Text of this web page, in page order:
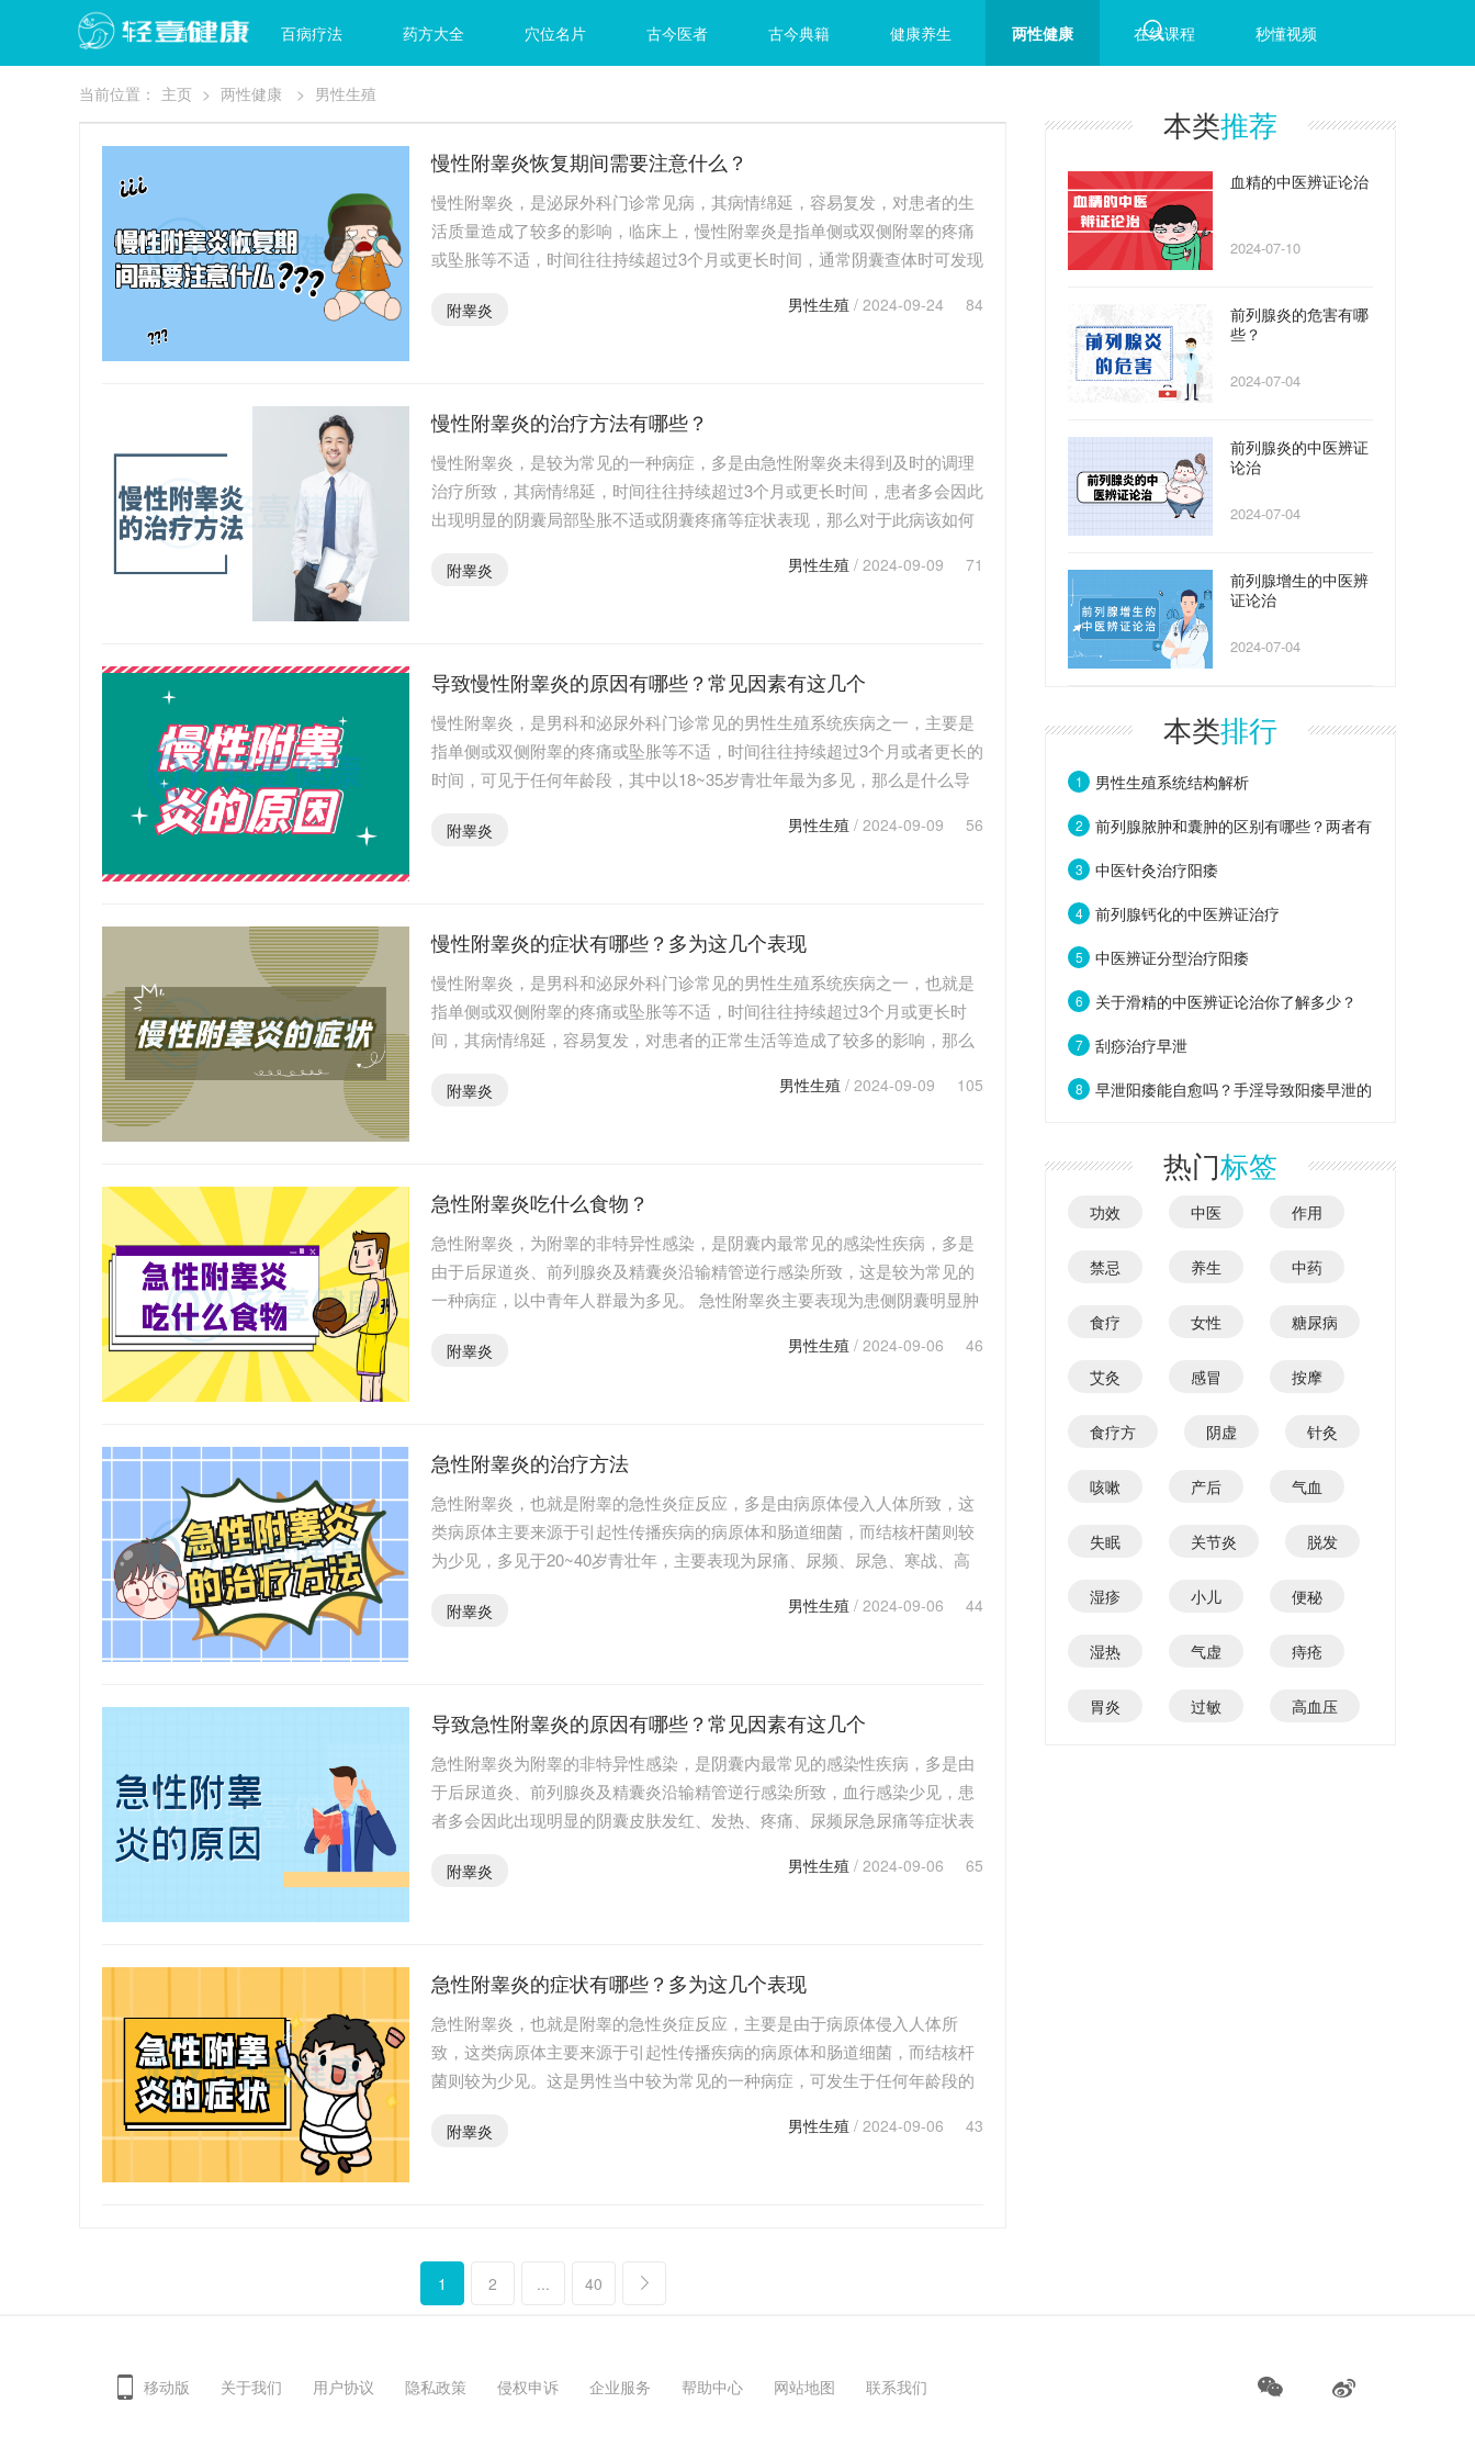
首页 百病疗法 药方大全 穴位名片 古今医者 古今典籍 健康养生 两性健康 在线课程 秒懂视频
当前位置： 主页 > 两性健康 > 男性生殖
慢性附睾炎恢复期间需要注意什么？
慢性附睾炎，是泌尿外科门诊常见病，其病情绵延，容易复发，对患者的生
活质量造成了较多的影响，临床上，慢性附睾炎是指单侧或双侧附睾的疼痛
或坠胀等不适，时间往往持续超过3个月或更长时间，通常阴囊查体时可发现
附睾炎 84
男性生殖 / 2024-09-24
慢性附睾炎的治疗方法有哪些？
慢性附睾炎，是较为常见的一种病症，多是由急性附睾炎未得到及时的调理
治疗所致，其病情绵延，时间往往持续超过3个月或更长时间，患者多会因此
出现明显的阴囊局部坠胀不适或阴囊疼痛等症状表现，那么对于此病该如何
附睾炎 71
男性生殖 / 2024-09-09
导致慢性附睾炎的原因有哪些？常见因素有这几个
慢性附睾炎，是男科和泌尿外科门诊常见的男性生殖系统疾病之一，主要是
指单侧或双侧附睾的疼痛或坠胀等不适，时间往往持续超过3个月或者更长的
时间，可见于任何年龄段，其中以18~35岁青壮年最为多见，那么是什么导
附睾炎 56
男性生殖 / 2024-09-09
慢性附睾炎的症状有哪些？多为这几个表现
慢性附睾炎，是男科和泌尿外科门诊常见的男性生殖系统疾病之一，也就是
指单侧或双侧附睾的疼痛或坠胀等不适，时间往往持续超过3个月或更长时
间，其病情绵延，容易复发，对患者的正常生活等造成了较多的影响，那么
附睾炎 105
男性生殖 / 2024-09-09
急性附睾炎吃什么食物？
急性附睾炎，为附睾的非特异性感染，是阴囊内最常见的感染性疾病，多是
由于后尿道炎、前列腺炎及精囊炎沿输精管逆行感染所致，这是较为常见的
一种病症，以中青年人群最为多见。 急性附睾炎主要表现为患侧阴囊明显肿
附睾炎 46
男性生殖 / 2024-09-06
急性附睾炎的治疗方法
急性附睾炎，也就是附睾的急性炎症反应，多是由病原体侵入人体所致，这
类病原体主要来源于引起性传播疾病的病原体和肠道细菌，而结核杆菌则较
为少见，多见于20~40岁青壮年，主要表现为尿痛、尿频、尿急、寒战、高
附睾炎 44
男性生殖 / 2024-09-06
导致急性附睾炎的原因有哪些？常见因素有这几个
急性附睾炎为附睾的非特异性感染，是阴囊内最常见的感染性疾病，多是由
于后尿道炎、前列腺炎及精囊炎沿输精管逆行感染所致，血行感染少见，患
者多会因此出现明显的阴囊皮肤发红、发热、疼痛、尿频尿急尿痛等症状表
附睾炎 65
男性生殖 / 2024-09-06
急性附睾炎的症状有哪些？多为这几个表现
急性附睾炎，也就是附睾的急性炎症反应，主要是由于病原体侵入人体所
致，这类病原体主要来源于引起性传播疾病的病原体和肠道细菌，而结核杆
菌则较为少见。这是男性当中较为常见的一种病症，可发生于任何年龄段的
附睾炎 43
男性生殖 / 2024-09-06
1 2 ... 40
本类推荐
血精的中医辨证论治
2024-07-10
前列腺炎的危害有哪
些？
2024-07-04
前列腺炎的中医辨证
论治
2024-07-04
前列腺增生的中医辨
证论治
2024-07-04
本类排行
1 男性生殖系统结构解析
2
前列腺脓肿和囊肿的区别有哪些？两者有
这些不同之处
3 中医针灸治疗阳痿
4 前列腺钙化的中医辨证治疗
5 中医辨证分型治疗阳痿
6 关于滑精的中医辨证论治你了解多少？
7 刮痧治疗早泄
8
早泄阳痿能自愈吗？手淫导致阳痿早泄的
热门标签
功效 中医 作用
禁忌 养生 中药
食疗 女性 糖尿病
艾灸 感冒 按摩
食疗方 阴虚 针灸
咳嗽 产后 气血
失眠 关节炎 脱发
湿疹 小儿 便秘
湿热 气虚 痔疮
胃炎 过敏 高血压
移动版 关于我们 用户协议 隐私政策 侵权申诉 企业服务 帮助中心 网站地图 联系我们